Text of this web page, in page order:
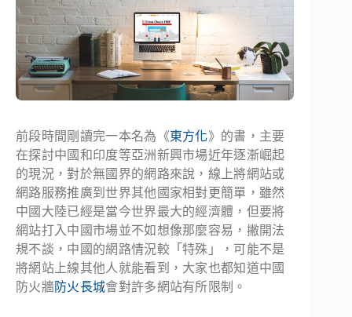
前段時間剛讀完一本名為《東方化》的書，主要
在探討中國和印度等亞洲新興市場近年逐漸崛起
的現況，對於無國界的網路來說，線上將網站或
網路服務推廣到世界其他國家相對更簡單，雖然
中國大陸已經是當今世界最大的經濟體，但要將
網站打入中國市場並不如想像那麼容易，撇開法
規不談，中國的網路情況較「特殊」，可能不是
將網站上線其他人就能看到，大家也都知道中國
防火牆防火長城會對許多網站有所限制。